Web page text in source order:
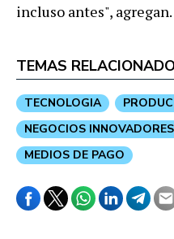
incluso antes", agregan.
TEMAS
TECNOLOGIA
NEGOCIOS INNOVADORES
MEDIOS DE PAGO